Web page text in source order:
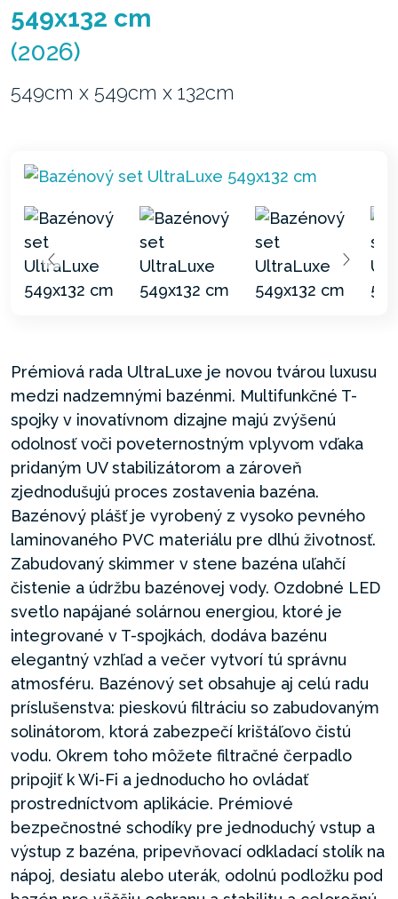
549x132 cm
(2026)
549cm x 549cm x 132cm
Prémiová rada UltraLuxe je novou tvárou luxusu
medzi nadzemnými bazénmi. Multifunkčné T-
spojky v inovatívnom dizajne majú zvýšenú
odolnosť voči poveternostným vplyvom vďaka
pridaným UV stabilizátorom a zároveň
zjednodušujú proces zostavenia bazéna.
Bazénový plášť je vyrobený z vysoko pevného
laminovaného PVC materiálu pre dlhú životnosť.
Zabudovaný skimmer v stene bazéna uľahčí
čistenie a údržbu bazénovej vody. Ozdobné LED
svetlo napájané solárnou energiou, ktoré je
integrované v T-spojkách, dodáva bazénu
elegantný vzhľad a večer vytvorí tú správnu
atmosféru. Bazénový set obsahuje aj celú radu
príslušenstva: pieskovú filtráciu so zabudovaným
solinátorom, ktorá zabezpečí krištáľovo čistú
vodu. Okrem toho môžete filtračné čerpadlo
pripojiť k Wi-Fi a jednoducho ho ovládať
prostredníctvom aplikácie. Prémiové
bezpečnostné schodíky pre jednoduchý vstup a
výstup z bazéna, pripevňovací odkladací stolík na
nápoj, desiatu alebo uterák, odolnú podložku pod